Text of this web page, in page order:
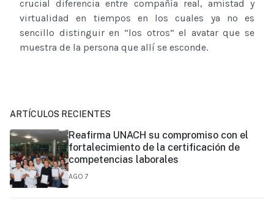
crucial diferencia entre compañía real, amistad y
virtualidad en tiempos en los cuales ya no es
sencillo distinguir en “los otros” el avatar que se
muestra de la persona que allí se esconde.
ARTÍCULOS RECIENTES
Reafirma UNACH su compromiso con el
fortalecimiento de la certificación de
competencias laborales
AGO 7